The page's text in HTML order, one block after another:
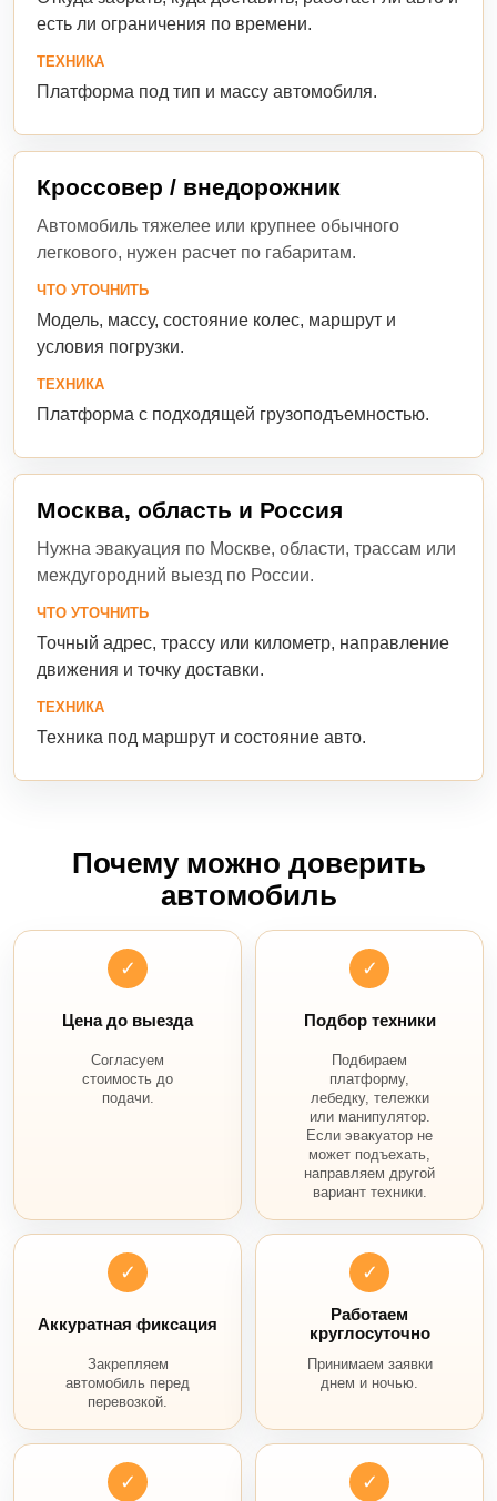
есть ли ограничения по времени.
ТЕХНИКА
Платформа под тип и массу автомобиля.
Кроссовер / внедорожник
Автомобиль тяжелее или крупнее обычного
легкового, нужен расчет по габаритам.
ЧТО УТОЧНИТЬ
Модель, массу, состояние колес, маршрут и
условия погрузки.
ТЕХНИКА
Платформа с подходящей грузоподъемностью.
Москва, область и Россия
Нужна эвакуация по Москве, области, трассам или
междугородний выезд по России.
ЧТО УТОЧНИТЬ
Точный адрес, трассу или километр, направление
движения и точку доставки.
ТЕХНИКА
Техника под маршрут и состояние авто.
Почему можно доверить
автомобиль
✓
Цена до выезда
Согласуем
стоимость до
подачи.
✓
Подбор техники
Подбираем
платформу,
лебедку, тележки
или манипулятор.
Если эвакуатор не
может подъехать,
направляем другой
вариант техники.
✓
Аккуратная фиксация
Закрепляем
автомобиль перед
перевозкой.
✓
Работаем
круглосуточно
Принимаем заявки
днем и ночью.
✓ ✓